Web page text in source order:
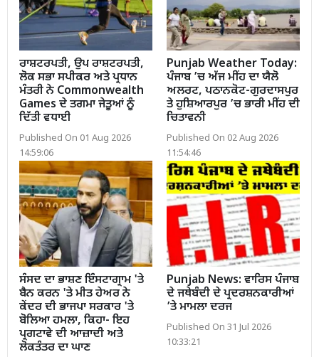
ਰਾਸ਼ਟਰਪਤੀ, ਉਪ ਰਾਸ਼ਟਰਪਤੀ,
ਲੋਕ ਸਭਾ ਸਪੀਕਰ ਅਤੇ ਪ੍ਰਧਾਨ
ਮੰਤਰੀ ਨੇ Commonwealth
Games ਦੇ ਤਗਮਾ ਜੇਤੂਆਂ ਨੂੰ
ਦਿੱਤੀ ਵਧਾਈ
Published On 01 Aug 2026
14:59:06
Punjab Weather Today:
ਪੰਜਾਬ ’ਚ ਅੱਜ ਮੀਂਹ ਦਾ ਯੈਲੋ
ਅਲਰਟ, ਪਠਾਨਕੋਟ-ਗੁਰਦਾਸਪੁਰ
ਤੇ ਹੁਸ਼ਿਆਰਪੁਰ ’ਚ ਭਾਰੀ ਮੀਂਹ ਦੀ
ਚਿਤਾਵਨੀ
Published On 02 Aug 2026
11:54:46
ਸੰਸਦ ਦਾ ਭਾਸ਼ਣ ਇੰਸਟਾਗ੍ਰਾਮ 'ਤੇ
ਬੈਨ ਕਰਨ 'ਤੇ ਮੀਤ ਹੇਅਰ ਨੇ
ਕੇਂਦਰ ਦੀ ਭਾਜਪਾ ਸਰਕਾਰ 'ਤੇ
ਬੋਲਿਆ ਹਮਲਾ, ਕਿਹਾ- ਇਹ
ਪ੍ਰਗਟਾਵੇ ਦੀ ਆਜ਼ਾਦੀ ਅਤੇ
ਲੋਕਤੰਤਰ ਦਾ ਘਾਣ
Punjab News: ਵਾਰਿਸ ਪੰਜਾਬ
ਦੇ ਜਥੇਬੰਦੀ ਦੇ ਪ੍ਰਦਰਸ਼ਨਕਾਰੀਆਂ
’ਤੇ ਮਾਮਲਾ ਦਰਜ
Published On 31 Jul 2026
10:33:21